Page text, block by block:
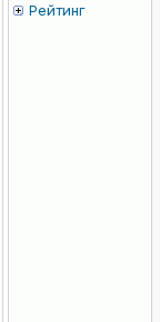
Рейтинг